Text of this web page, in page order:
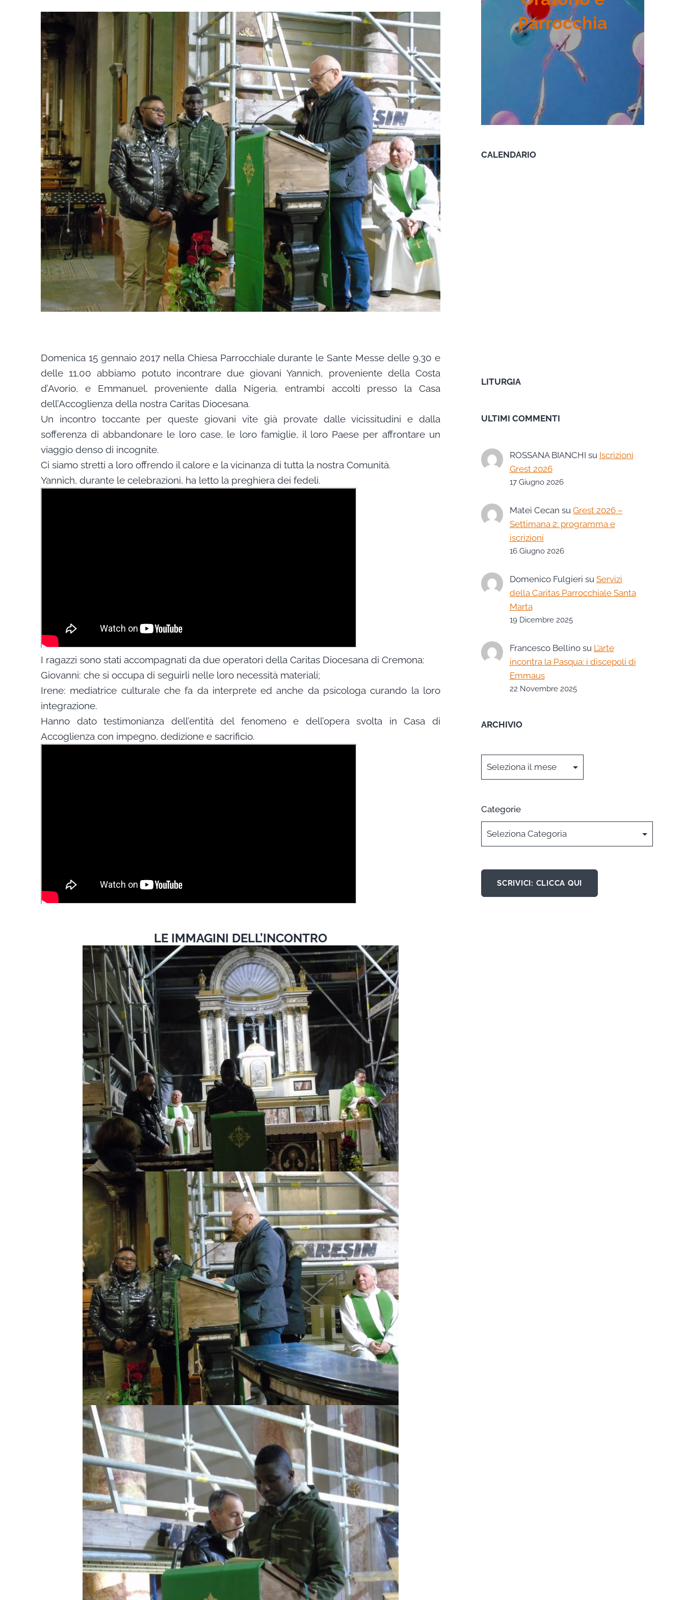
Domenica 15 gennaio 2017 nella Chiesa Parrocchiale durante le Sante Messe delle 9,30 e
delle 11,00 abbiamo potuto incontrare due giovani Yannich, proveniente della Costa
d’Avorio, e Emmanuel, proveniente dalla Nigeria, entrambi accolti presso la Casa
dell’Accoglienza della nostra Caritas Diocesana.
Un incontro toccante per queste giovani vite già provate dalle vicissitudini e dalla
sofferenza di abbandonare le loro case, le loro famiglie, il loro Paese per affrontare un
viaggio denso di incognite.
Ci siamo stretti a loro offrendo il calore e la vicinanza di tutta la nostra Comunità.
Yannich, durante le celebrazioni, ha letto la preghiera dei fedeli.
I ragazzi sono stati accompagnati da due operatori della Caritas Diocesana di Cremona:
Giovanni: che si occupa di seguirli nelle loro necessità materiali;
Irene: mediatrice culturale che fa da interprete ed anche da psicologa curando la loro
integrazione.
Hanno dato testimonianza dell’entità del fenomeno e dell’opera svolta in Casa di
Accoglienza con impegno, dedizione e sacrificio.
LE IMMAGINI DELL’INCONTRO
Parrocchia
CALENDARIO
LITURGIA
ULTIMI COMMENTI
ROSSANA BIANCHI su Iscrizioni
Grest 2026
17 Giugno 2026
Matei Cecan su Grest 2026 –
Settimana 2: programma e
iscrizioni
16 Giugno 2026
Domenico Fulgieri su Servizi
della Caritas Parrocchiale Santa
Marta
19 Dicembre 2025
Francesco Bellinosu L’arte
incontra la Pasqua: i discepoli di
Emmaus
22 Novembre 2025
ARCHIVIO
Categorie
SCRIVICI: CLICCA QUI